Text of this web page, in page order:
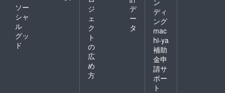
ソー
シャ
ル
グッ
ド
ジ
ェ
ク
ト
の
広
め
方
デ
ー
タ
ディ
ング
mac
hi-ya
補助
金申
請サ
ポー
ト